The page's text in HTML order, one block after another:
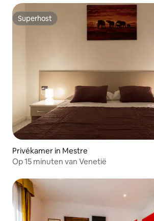
Superhost
Superhost
Privékamer in Mestre
Op 15 minuten van Venetië